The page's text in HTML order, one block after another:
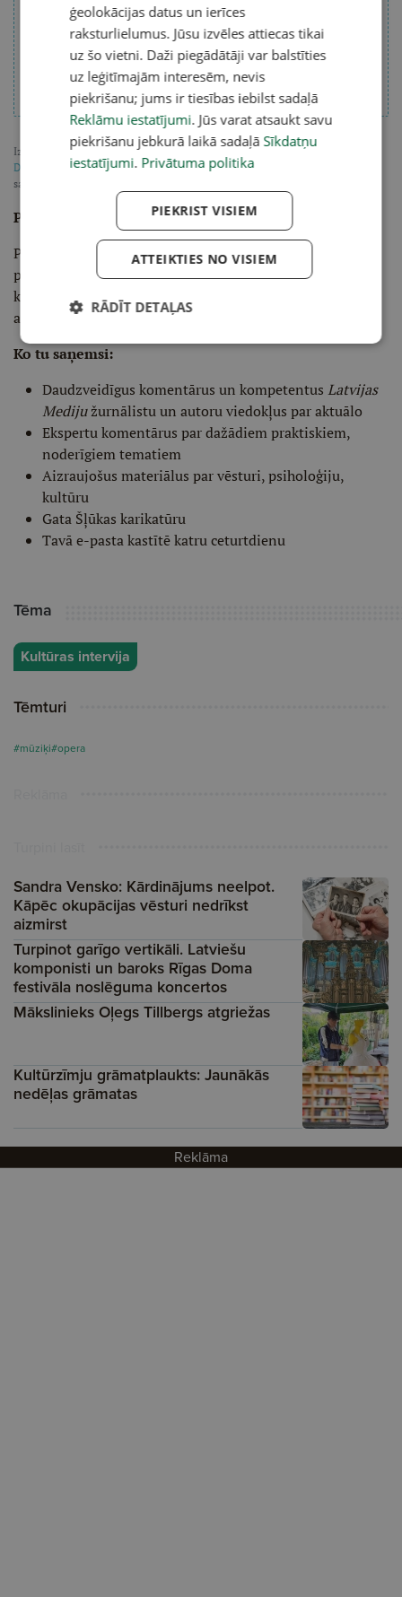
Izvēlies savu soctīklu platformu, lai sekotu LASI.LV: Facebook
Draugiem
Threadsvai arī Instagram. Pievienojies mūsu lasītāju pulkam, lai
saņemtu īpaši tev atlasītu noderīgu, praktisku un aktuālu saturu.
Pieraksties LASI.LV redaktora vēstkopai
Pieraksties vēstkopai un divas reizes nedēļā saņem
padziļinātu LASI.LV galvenā redaktora aktuālo ziņu,
kompetentu viedokļu un interesantāko interviju
apkopojumu.
Ko tu saņemsi:
Daudzveidīgus komentārus un kompetentus Latvijas
Medijužurnālistu un autoru viedokļus par aktuālo
Ekspertu komentārus par dažādiem praktiskiem,
noderīgiem tematiem
Aizraujošus materiālus par vēsturi, psiholoģiju,
kultūru
Gata Šļūkas karikatūru
Tavā e-pasta kastītē katru ceturtdienu
Tēma
Kultūras intervija
Tēmturi
#mūziķi#opera
Sandra Vensko: Kārdinājums neelpot.
Kāpēc okupācijas vēsturi nedrīkst
aizmirst
Turpinot garīgo vertikāli. Latviešu
komponisti un baroks Rīgas Doma
festivāla noslēguma koncertos
Mākslinieks Oļegs Tillbergs atgriežas
Kultūrzīmju grāmatplaukts: Jaunākās
nedēļas grāmatas
Reklāma
ģeolokācijas datus un ierīces
raksturlielumus. Jūsu izvēles attiecas tikai
uz šo vietni. Daži piegādātāji var balstīties
uz leģitīmajām interesēm, nevis
piekrišanu; jums ir tiesības iebilst sadaļā
Reklāmu iestatījumi. Jūs varat atsaukt savu
piekrišanu jebkurā laikā sadaļā Sīkdatņu
iestatījumi. Privātuma politika
PIEKRIST VISIEM
ATTEIKTIES NO VISIEM
RĀDĪT DETAĻAS